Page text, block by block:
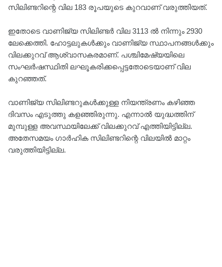
സിലിണ്ടറിന്റെ വില 183 രൂപയുടെ കുറവാണ് വരുത്തിയത്.
ഇതോടെ വാണിജ്യ സിലിണ്ടര്‍ വില 3113 ല്‍ നിന്നും 2930
ലേക്കെത്തി. ഹോട്ടലുകള്‍ക്കും വാണിജ്യ സ്ഥാപനങ്ങള്‍ക്കും
വിലക്കുറവ് ആശ്വാസകരമാണ്. പശ്ചിമേഷ്യയിലെ
സംഘര്‍ഷസ്ഥിതി ലഘൂകരിക്കപ്പെട്ടതോടെയാണ് വില
കുറഞ്ഞത്.
വാണിജ്യ സിലിണ്ടറുകള്‍ക്കുള്ള നിയന്ത്രണം കഴിഞ്ഞ
ദിവസം എടുത്തു കളഞ്ഞിരുന്നു. എന്നാല്‍ യുദ്ധത്തിന്
മുമ്പുള്ള അവസ്ഥയിലേക്ക് വിലക്കുറവ് എത്തിയിട്ടില്ല.
അതേസമയം ഗാര്‍ഹിക സിലിണ്ടറിന്റെ വിലയില്‍ മാറ്റം
വരുത്തിയിട്ടില്ല.